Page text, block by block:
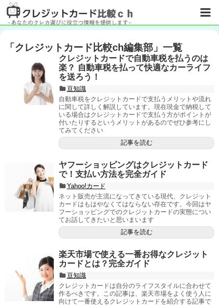
「 クレジットカード比較ch編集部 」 一覧
クレジットカードで自動車税を払うのは
楽？ 自動車税を払って快適なカーライフ
を送ろう！
豆知識
自動車税をクレジットカードで支払うメリットや流れ
に関して詳しく解説しています。現在現金で納税して
いる場合はクレジットカードで支払う方がポイントが
付いたりするというメリットがあるのでぜひ参考にし
てみてください
記事を読む
ヤフーショッピングはクレジットカード
で！支払い方法を完全ガイド
Yahoo!カード
ネット販売が主流になってきている現代、クレジット
カードはもはやなくてはならない存在です。今回はヤ
フーショッピングでのクレジットカードの実態につい
てお話してきたいと思いまいます
記事を読む
楽天市場で使える一番お得なクレジット
カードとは？完全ガイド
豆知識
クレジットカードは自分のライフスタイルに合わせて
作るべきです。この記事は、楽天市場をよく使う人に
向けて一番使えるクレジットカードを紹介する記事で